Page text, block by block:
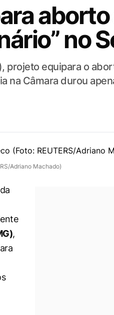
no
projeto equipara o
na Câmara durou
Adriano Machado)
,